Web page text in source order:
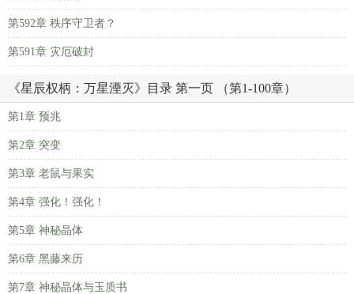
第592章 秩序守卫者？
第591章 灾厄破封
《星辰权柄：万星湮灭》目录 第一页 （第1-100章）
第1章 预兆
第2章 突变
第3章 老鼠与果实
第4章 强化！强化！
第5章 神秘晶体
第6章 黑藤来历
第7章 神秘晶体与玉质书